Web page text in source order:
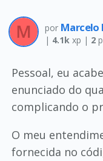
por Marcelo
| 4.1kxp | 2
Pessoal, eu
enunciado do
complicando o
O meu
fornecida no